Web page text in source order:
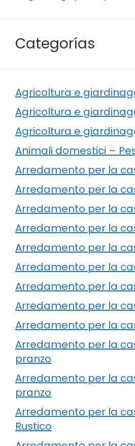
Categorías
Agricoltura e
Agricoltura e
Agricoltura e
Animali domestici –
Arredamento per la
Arredamento per la
Arredamento per la
Arredamento per la
Arredamento per la
Arredamento per la
Arredamento per la
Arredamento per la
Arredamento per la
Arredamento per la
pranzo
Arredamento per la
pranzo
Arredamento per la
Rustico